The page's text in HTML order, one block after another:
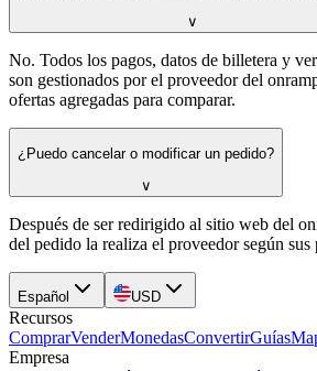
∨
No. Todos los pagos, datos de billetera y
son gestionados por el proveedor del
ofertas agregadas para comparar.
¿Puedo cancelar o modificar un pedido?
∨
Después de ser redirigido al sitio web del
del pedido la realiza el proveedor según sus
Español USD
Recursos
ComprarVenderMonedasConvertirGuías
Empresa